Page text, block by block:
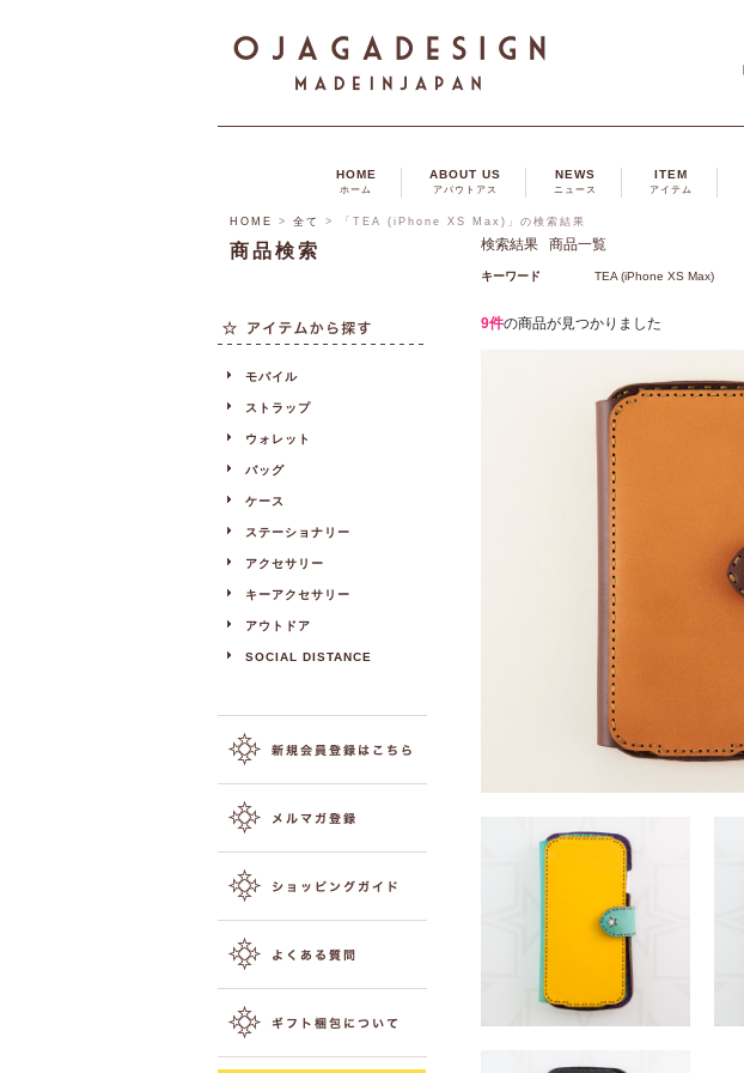
HOME
ホーム
ABOUT US
アバウトアス
NEWS
ニュース
ITEM
アイテム
HOME > 全て > 「TEA (iPhone XS Max)」の検索結果
検索結果 商品一覧
キーワード TEA (iPhone XS Max)
9件の商品が見つかりました
￥16,280 （税込）
商品検索
モバイル
ストラップ
ウォレット
バッグ
ケース
ステーショナリー
アクセサリー
キーアクセサリー
アウトドア
SOCIAL DISTANCE